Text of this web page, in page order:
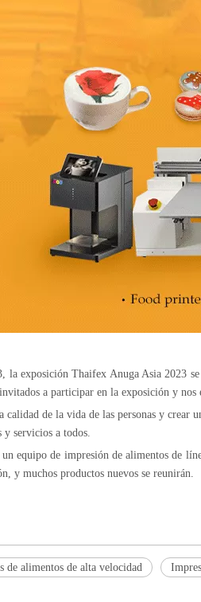
la exposición Thaifex Anuga Asia 2023
a participar en la exposición y nos
calidad de la vida de las personas y
y servicios a todos.
equipo de impresión de alimentos de
y muchos productos nuevos se reunirán.
de alimentos de alta velocidad